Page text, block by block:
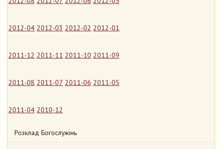
2012-04 2012-03 2012-02 2012-01
2011-12 2011-11 2011-10 2011-09
2011-08 2011-07 2011-06 2011-05
2011-04 2010-12
Розклад Богослужінь